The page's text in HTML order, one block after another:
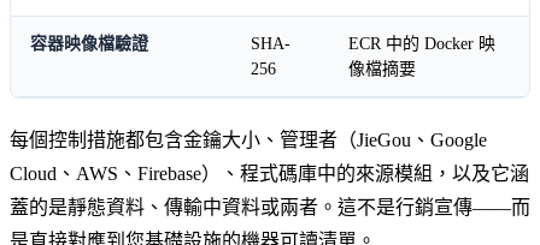
容器映像檔驗證
SHA-
256
ECR 中的 Docker 映
像檔摘要
每個控制措施都包含金鑰大小、管理者（JieGou、Google
Cloud、AWS、Firebase）、程式碼庫中的來源模組，以及它涵
蓋的是靜態資料、傳輸中資料或兩者。這不是行銷宣傳——而
是直接對應到您基礎設施的機器可讀清單。